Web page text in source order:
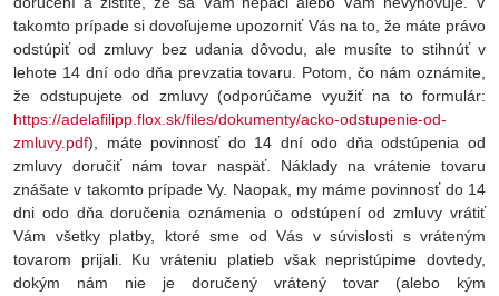
takomto prípade si dovoľujeme upozorniť Vás na to, že máte právo
odstúpiť od zmluvy bez udania dôvodu, ale musíte to stihnúť v
lehote 14 dní odo dňa prevzatia tovaru. Potom, čo nám oznámite,
že odstupujete od zmluvy (odporúčame využiť na to formulár:
https://adelafilipp.flox.sk/files/dokumenty/acko-odstupenie-od-
zmluvy.pdf), máte povinnosť do 14 dní odo dňa odstúpenia od
zmluvy doručiť nám tovar naspäť. Náklady na vrátenie tovaru
znášate v takomto prípade Vy. Naopak, my máme povinnosť do 14
dni odo dňa doručenia oznámenia o odstúpení od zmluvy vrátiť
Vám všetky platby, ktoré sme od Vás v súvislosti s vráteným
tovarom prijali. Ku vráteniu platieb však nepristúpime dovtedy,
dokým nám nie je doručený vrátený tovar (alebo kým